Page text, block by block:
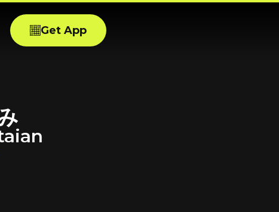
Get App